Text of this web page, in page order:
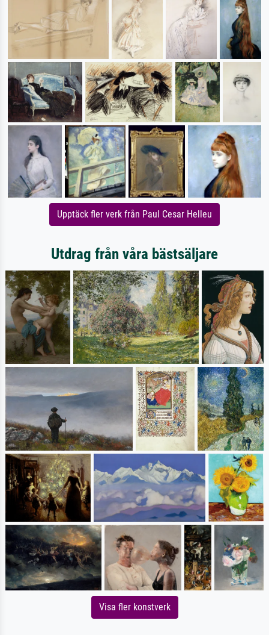
Upptäck fler verk från Paul Cesar Helleu
Utdrag från våra bästsäljare
Visa fler konstverk